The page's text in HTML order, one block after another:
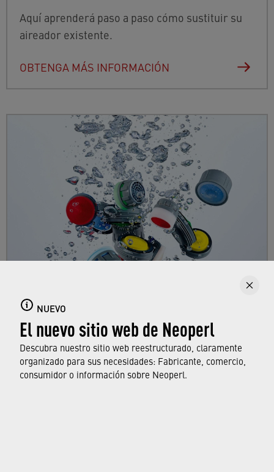
NUEVO
El nuevo sitio web de Neoperl
Descubra nuestro sitio web reestructurado, claramente
organizado para sus necesidades: Fabricante, comercio,
consumidor o información sobre Neoperl.
Aquí aprenderá paso a paso cómo sustituir su
aireador existente.
OBTENGA MÁS INFORMACIÓN
Aquí puede encontrar todo sobre los
aireadores de grifo, sus características y
funciones, y qué normas y aprobaciones
cumplen.